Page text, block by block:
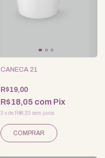
CANECA 21
R$19,00
R$18,05 com Pix
3 xde R$6,33 sem juros